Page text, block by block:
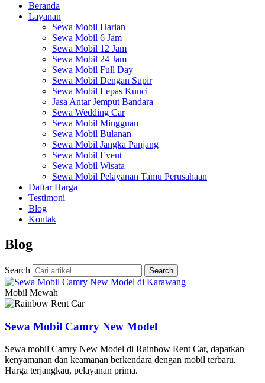
Beranda
Layanan
Sewa Mobil Harian
Sewa Mobil 6 Jam
Sewa Mobil 12 Jam
Sewa Mobil 24 Jam
Sewa Mobil Full Day
Sewa Mobil Dengan Supir
Sewa Mobil Lepas Kunci
Jasa Antar Jemput Bandara
Sewa Wedding Car
Sewa Mobil Mingguan
Sewa Mobil Bulanan
Sewa Mobil Jangka Panjang
Sewa Mobil Event
Sewa Mobil Wisata
Sewa Mobil Pelayanan Tamu Perusahaan
Daftar Harga
Testimoni
Blog
Kontak
Blog
Search Search
Mobil Mewah
Sewa Mobil Camry New Model
Sewa mobil Camry New Model di Rainbow Rent Car, dapatkan
kenyamanan dan keamanan berkendara dengan mobil terbaru.
Harga terjangkau, pelayanan prima.